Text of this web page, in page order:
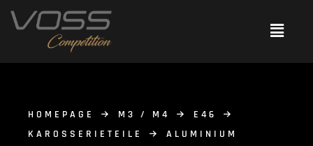
HOMEPAGE M3 / M4
E46
KAROSSERIETEILE
ALUMINIUM